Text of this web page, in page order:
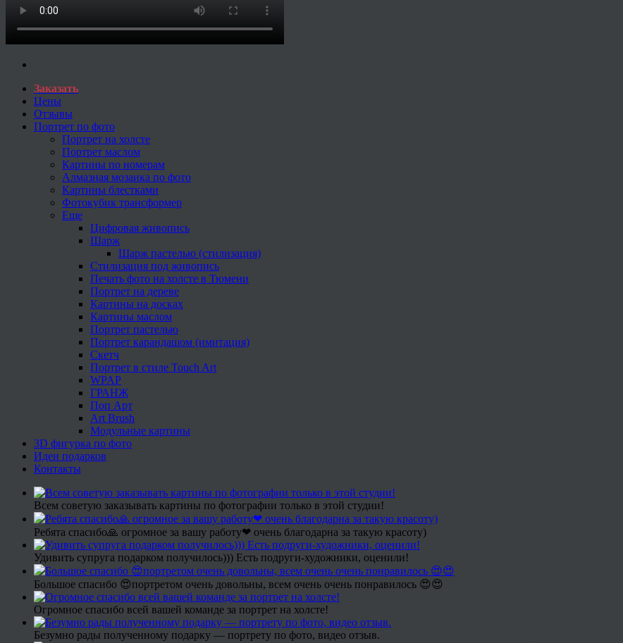
Заказать
Цены
Отзывы
Портрет по фото
Портрет на холсте
Портрет маслом
Картины по номерам
Алмазная мозаика по фото
Картины блестками
Фотокубик трансформер
Еще
Цифровая живопись
Шарж
Шарж пастелью (стилизация)
Стилизация под живопись
Печать фото на холсте в Тюмени
Портрет на дереве
Картины на досках
Картины маслом
Портрет пастелью
Портрет карандашом (имитация)
Скетч
Портрет в стиле Touch Art
WPAP
ГРАНЖ
Поп Арт
Art Brush
Модульные картины
3D фигурка по фото
Идеи подарков
Контакты
Всем советую заказывать картины по фотографии только в этой студии!
Ребята спасибо🙏 огромное за вашу работу❤ очень благодарна за такую красоту)
Удивить супруга подарком получилось))) Есть подруги-художники, оценили!
Большое спасибо 😍портретом очень довольны, всем очень очень понравилось 😍😍
Огромное спасибо всей вашей команде за портрет на холсте!
Безумно рады полученному подарку — портрету по фото, видео отзыв.